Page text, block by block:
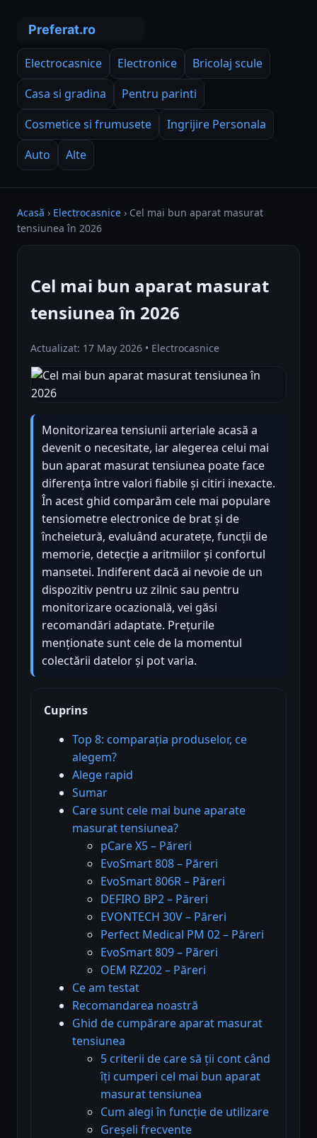
Electrocasnice Electronice
Bricolaj scule
Casa si gradina
Pentru parinti
Cosmetice si frumusete
Ingrijire Personala
Auto
Alte
Acasă › Electrocasnice › Cel mai bun aparat masurat
tensiunea în 2026
Cel mai bun aparat masurat
tensiunea în 2026
Actualizat: 17 May 2026 • Electrocasnice
Monitorizarea tensiunii arteriale acasă a
devenit o necesitate, iar alegerea celui mai
bun aparat masurat tensiunea poate face
diferența între valori fiabile și citiri inexacte.
În acest ghid comparăm cele mai populare
tensiometre electronice de brat și de
încheietură, evaluând acuratețe, funcții de
memorie, detecție a aritmiilor și confortul
mansetei. Indiferent dacă ai nevoie de un
dispozitiv pentru uz zilnic sau pentru
monitorizare ocazională, vei găsi
recomandări adaptate. Prețurile
menționate sunt cele de la momentul
colectării datelor și pot varia.
Cuprins
Top 8: comparația produselor, ce
alegem?
Alege rapid
Sumar
Care sunt cele mai bune aparate
masurat tensiunea?
pCare X5 – Păreri
EvoSmart 808 – Păreri
EvoSmart 806R – Păreri
DEFIRO BP2 – Păreri
EVONTECH 30V – Păreri
Perfect Medical PM 02 – Păreri
EvoSmart 809 – Păreri
OEM RZ202 – Păreri
Ce am testat
Recomandarea noastră
Ghid de cumpărare aparat masurat
tensiunea
5 criterii de care să ții cont când
îți cumperi cel mai bun aparat
masurat tensiunea
Cum alegi în funcție de utilizare
Greșeli frecvente